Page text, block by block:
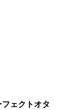
ェクトオタ